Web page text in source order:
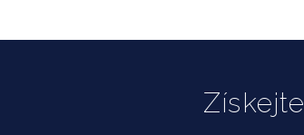
Získejte